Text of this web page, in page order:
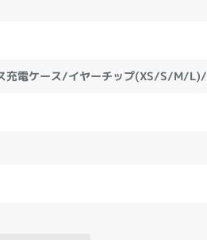
充電ケース/イヤーチップ(XS/S/M/L)/
VAIO Apple